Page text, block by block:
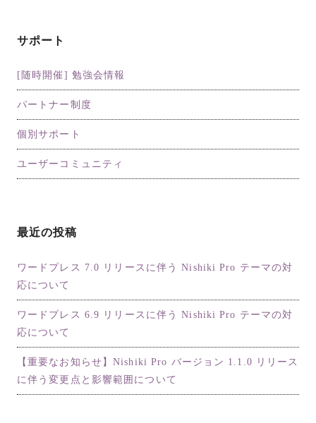
サポート
[随時開催] 勉強会情報
パートナー制度
個別サポート
ユーザーコミュニティ
最近の投稿
ワードプレス 7.0 リリースに伴う Nishiki Pro テーマの対
応について
ワードプレス 6.9 リリースに伴う Nishiki Pro テーマの対
応について
【重要なお知らせ】Nishiki Pro バージョン 1.1.0 リリース
に伴う変更点と影響範囲について